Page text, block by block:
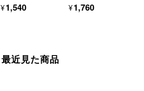
¥1,540 ¥1,760
最近見た商品